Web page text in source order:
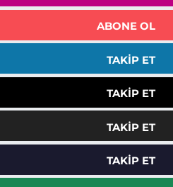
ABONE OL
TAKIP ET
TAKIP ET
TAKIP ET
TAKIP ET